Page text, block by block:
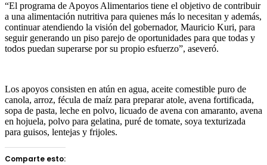
“El programa de Apoyos Alimentarios tiene el objetivo de contribuir
a una alimentación nutritiva para quienes más lo necesitan y además,
continuar atendiendo la visión del gobernador, Mauricio Kuri, para
seguir generando un piso parejo de oportunidades para que todas y
todos puedan superarse por su propio esfuerzo”, aseveró.
Los apoyos consisten en atún en agua, aceite comestible puro de
canola, arroz, fécula de maíz para preparar atole, avena fortificada,
sopa de pasta, leche en polvo, licuado de avena con amaranto, avena
en hojuela, polvo para gelatina, puré de tomate, soya texturizada
para guisos, lentejas y frijoles.
Comparte esto: